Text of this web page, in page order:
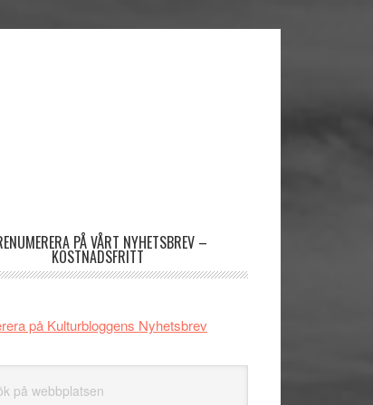
PÅ VÅRT NYHETSBREV –
KOSTNADSFRITT
på Kulturbloggens Nyhetsbrev